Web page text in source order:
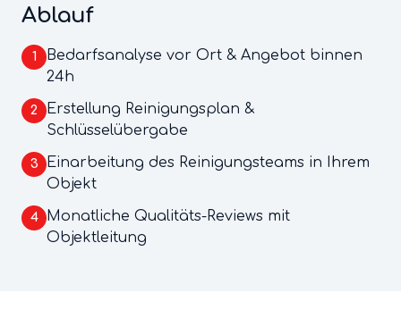
Ablauf
1
Bedarfsanalyse vor Ort & Angebot binnen
24h
2
Erstellung Reinigungsplan &
Schlüsselübergabe
3
Einarbeitung des Reinigungsteams in Ihrem
Objekt
4
Monatliche Qualitäts-Reviews mit
Objektleitung